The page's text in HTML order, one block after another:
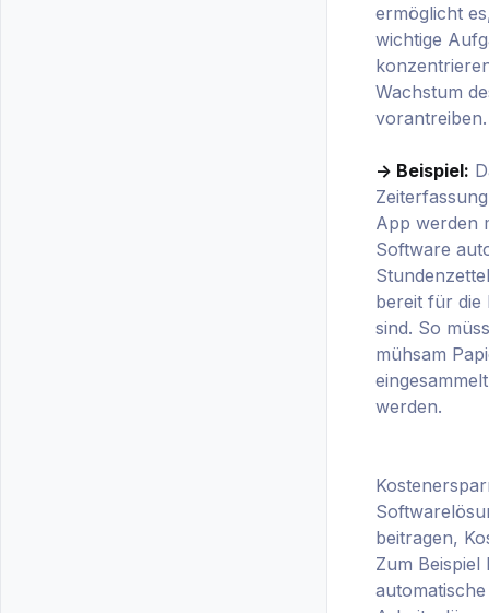
ermöglicht
wichtige
Wachstum
vorantreiben.
-> Beispiel:
App werden
Software
bereit für die
sind. So
mühsam
werden.
beitragen,
Zum